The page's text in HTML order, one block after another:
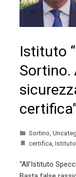
Istituto
Sortino.
Sortino
certifica Istituto
“All’Istituto